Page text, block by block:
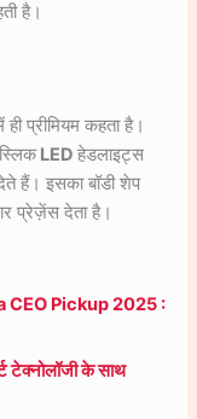
है।
प्रीमियम कहता है।
LEDहेडलाइट्स
हैं। इसका बॉडी शेप
प्रेज़ेंस देता है।
CEO Pickup 2025 :
टेक्नोलॉजी के साथ